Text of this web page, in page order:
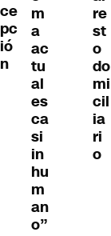
ce
pc
ió
n
m
a
ac
tu
al
es
ca
si
in
hu
m
an
o”
re
st
o
do
mi
cil
ia
ri
o